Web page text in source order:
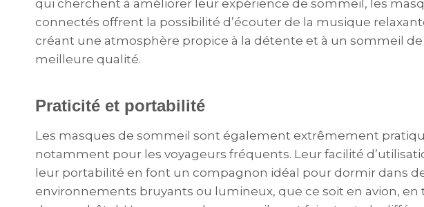
qui cherchent à améliorer leur expérience de sommeil, les
connectés offrent la possibilité d’écouter de la musique
créant une atmosphère propice à la détente et à un sommeil de
meilleure qualité.
Praticité et portabilité
Les masques de sommeil sont également extrêmement
notamment pour les voyageurs fréquents. Leur facilité
leur portabilité en font un compagnon idéal pour dormir dans
environnements bruyants ou lumineux, que ce soit en avion, en